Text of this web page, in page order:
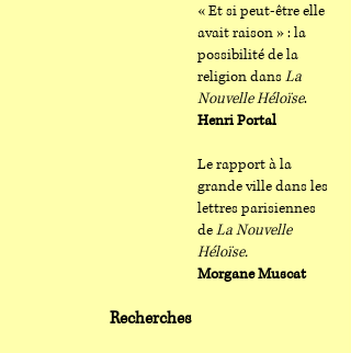
« Et si peut-être elle
avait raison » : la
possibilité de la
religion dans La
Nouvelle Héloïse.
Henri Portal
Le rapport à la
grande ville dans les
lettres parisiennes
deLa Nouvelle
Héloïse.
Morgane Muscat
Recherches